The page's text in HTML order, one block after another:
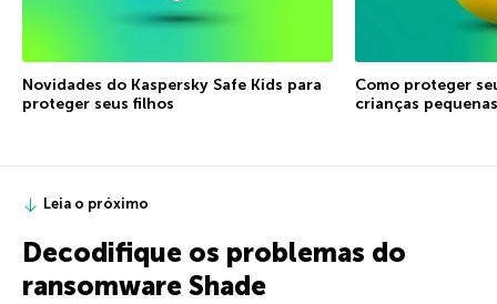
Novidades do Kaspersky Safe Kids para
proteger seus filhos
Como proteger
crianças pequenas
Leia o próximo
Decodifique os problemas do
ransomware Shade